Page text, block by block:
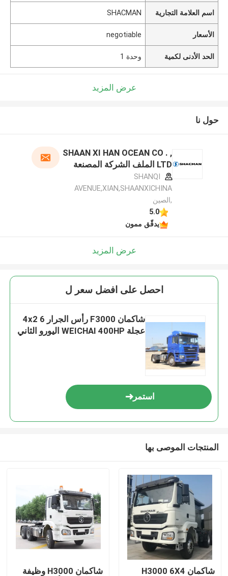
اسم العلامة التجارية SHACMAN
الأسعار negotiable
الحد الأدنى لكمية وحدة 1
عرض المزيد
حول نا
SHAAN XI HAN OCEAN CO . ,
LTD الملف الشركة المصنعة
SHANQI
AVENUE,XIAN,SHAANXICHINA
,الصين
5.0
يدقّق ممون
عرض المزيد
احصل على افضل سعر ل
شاكمان F3000 رأس الجرار 4x2 6
عجلة WEICHAI 400HP اليورو الثاني
استمر
المنتجات الموصى بها
شاكمان H3000 6X4
شاكمان H3000 وظيفة